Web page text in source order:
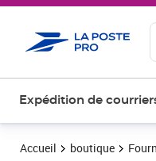
Expédition de
Accueil boutique